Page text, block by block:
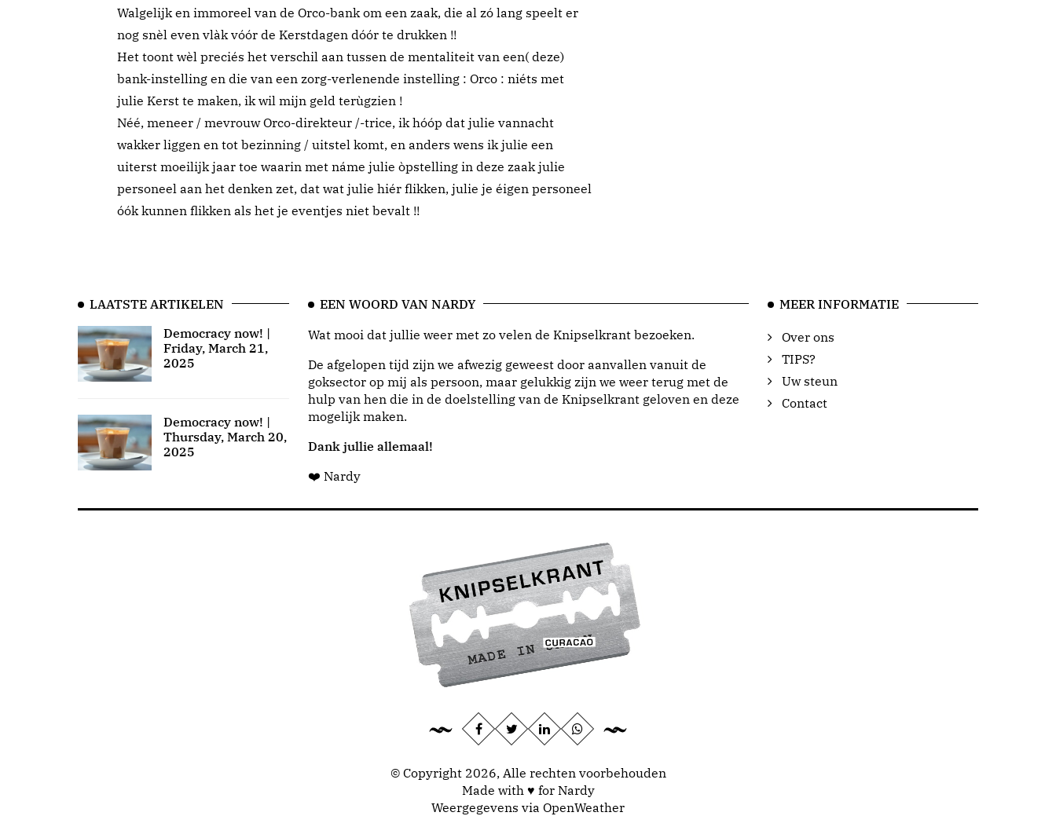
Walgelijk en immoreel van de Orco-bank om een zaak, die al zó lang speelt er
nog snèl even vlàk vóór de Kerstdagen dóór te drukken !!
Het toont wèl preciés het verschil aan tussen de mentaliteit van een( deze)
bank-instelling en die van een zorg-verlenende instelling : Orco : niéts met
julie Kerst te maken, ik wil mijn geld terùgzien !
Néé, meneer / mevrouw Orco-direkteur /-trice, ik hóóp dat julie vannacht
wakker liggen en tot bezinning / uitstel komt, en anders wens ik julie een
uiterst moeilijk jaar toe waarin met náme julie òpstelling in deze zaak julie
personeel aan het denken zet, dat wat julie hiér flikken, julie je éigen personeel
óók kunnen flikken als het je eventjes niet bevalt !!
LAATSTE ARTIKELEN
Democracy now! |
Friday, March 21,
2025
Democracy now! |
Thursday, March 20,
2025
EEN WOORD VAN NARDY
Wat mooi dat jullie weer met zo velen de Knipselkrant bezoeken.
De afgelopen tijd zijn we afwezig geweest door aanvallen vanuit de
goksector op mij als persoon, maar gelukkig zijn we weer terug met de
hulp van hen die in de doelstelling van de Knipselkrant geloven en deze
mogelijk maken.
Dank jullie allemaal!
❤️ Nardy
MEER INFORMATIE
Over ons
TIPS?
Uw steun
Contact
© Copyright 2026, Alle rechten voorbehouden
Made with ♥ for Nardy
Weergegevens via OpenWeather